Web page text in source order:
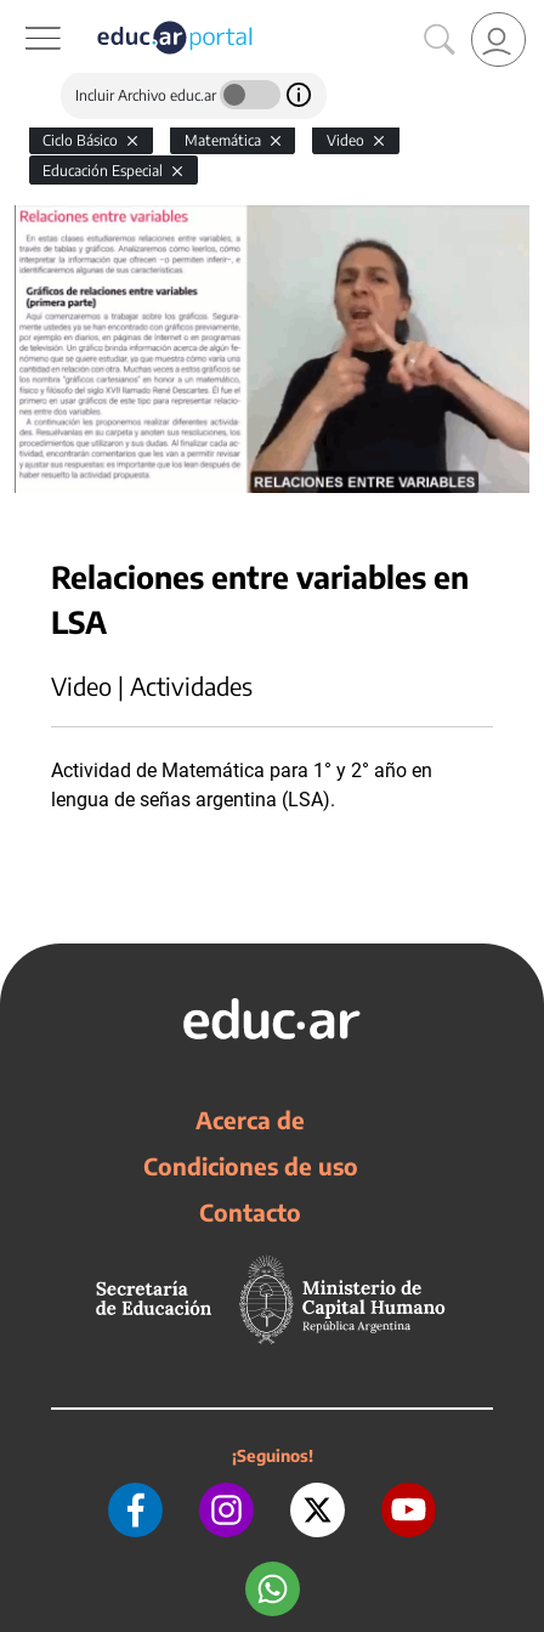
Incluir Archivo educ.ar
Ciclo Básico Matemática
Video
Educación Especial
Relaciones entre variables en
LSA
Video | Actividades
Actividad de Matemática para 1° y 2° año en
lengua de señas argentina (LSA).
Acerca de
Condiciones de uso
Contacto
¡Seguinos!